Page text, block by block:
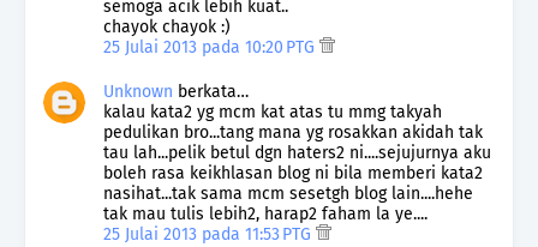
semoga acik lebih kuat..
chayok chayok :)
25 Julai 2013 pada 10:20 PTG
Unknown berkata…
kalau kata2 yg mcm kat atas tu mmg takyah
pedulikan bro...tang mana yg rosakkan akidah tak
tau lah...pelik betul dgn haters2 ni....sejujurnya aku
boleh rasa keikhlasan blog ni bila memberi kata2
nasihat...tak sama mcm sesetgh blog lain....hehe
tak mau tulis lebih2, harap2 faham la ye....
25 Julai 2013 pada 11:53 PTG